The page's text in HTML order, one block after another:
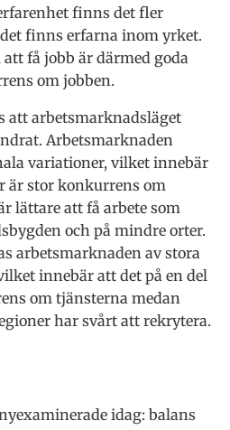
finns det fler
finns erfarna inom yrket.
få jobb är därmed goda
om jobben.
att arbetsmarknadsläget
Arbetsmarknaden
variationer, vilket innebär
är stor konkurrens om
lättare att få arbete som
och på mindre orter.
arbetsmarknaden av stora
innebär att det på en del
om tjänsterna medan
har svårt att rekrytera.
idag: balans